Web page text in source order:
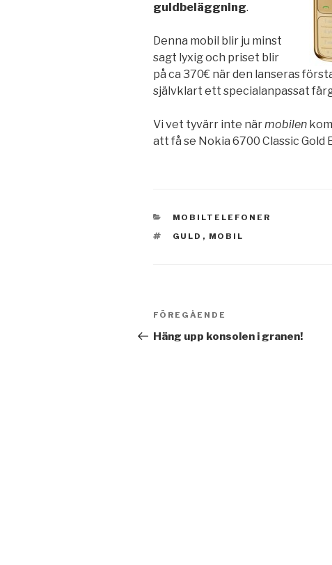
guldbeläggning.
Denna mobil blir ju minst
sagt lyxig och priset blir
på ca 370€ när den lanseras
självklart ett specialanpassat
Vi vet tyvärr inte närmobilen
att få se Nokia 6700 Classic Gold
KATEGORIER
MOBILTELEFONER
TAGGAR
GULD , MOBIL
Inläggsnavigering
Föregående
inlägg
FÖREGÅENDE
Häng upp konsolen i granen!